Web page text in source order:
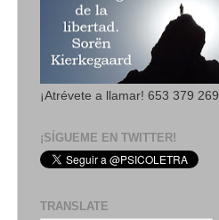
¡Atrévete a llamar! 653 379 269
¡SÍGUEME EN TWITTER!
TRANSLATE